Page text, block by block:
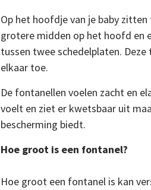
Op het hoofdje van je baby
grotere midden op het hoofd en
tussen twee schedelplaten.
elkaar toe.
De fontanellen voelen zacht en
voelt en ziet er kwetsbaar uit
bescherming biedt.
Hoe groot is een fontanel?
Hoe groot een fontanel is kan